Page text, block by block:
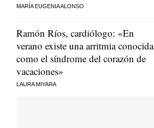
MARÍA EUGENIA ALONSO
Ramón Ríos, cardiólogo: «En
verano existe una arritmia conocida
como el síndrome del corazón de
vacaciones»
LAURA MIYARA